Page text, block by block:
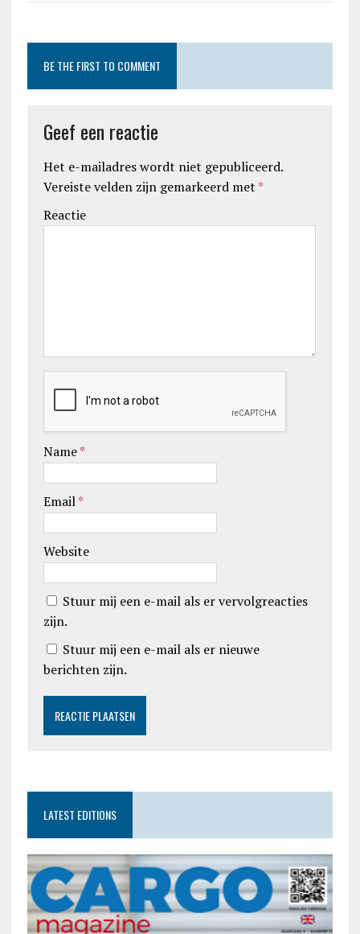
BE THE FIRST TO COMMENT
Geef een reactie
Het e-mailadres wordt niet gepubliceerd.
Vereiste velden zijn gemarkeerd met *
Reactie
Name*
Email*
Website
Stuur mij een e-mail als er vervolgreacties
zijn.
Stuur mij een e-mail als er nieuwe
berichten zijn.
LATEST EDITIONS